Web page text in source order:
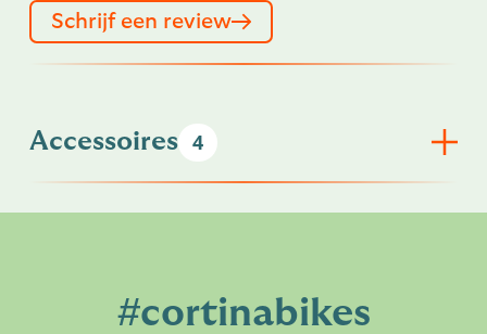
Schrijf een review
Accessoires 4
#cortinabikes